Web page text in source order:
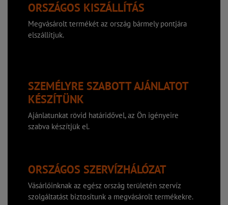
ORSZÁGOS KISZÁLLÍTÁS
Megvásárolt termékét az ország bármely pontjára
elszállítjuk.
SZEMÉLYRE SZABOTT AJÁNLATOT
KÉSZÍTÜNK
Ajánlatunkat rövid határidővel, az Ön igényeire
szabva készítjük el.
ORSZÁGOS SZERVÍZHÁLÓZAT
Vásárlóinknak az egész ország területén szervíz
szolgáltatást biztosítunk a megvásárolt termékekre.